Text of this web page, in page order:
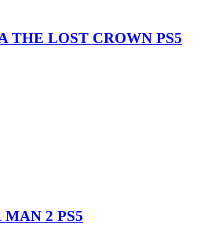
THE LOST CROWN PS5
2 PS5